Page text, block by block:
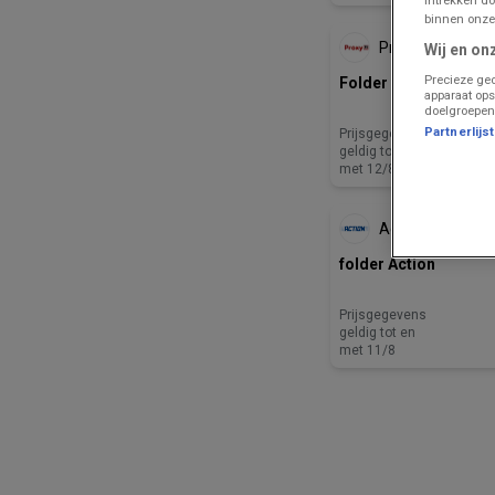
ZOJUIST
Proxy Delhaize
Folder van deze
Prijsgegevens
geldig tot en
met 12/8
Action
folder Action
Prijsgegevens
geldig tot en
met 11/8
binnen
Wij en
Precieze
apparaat